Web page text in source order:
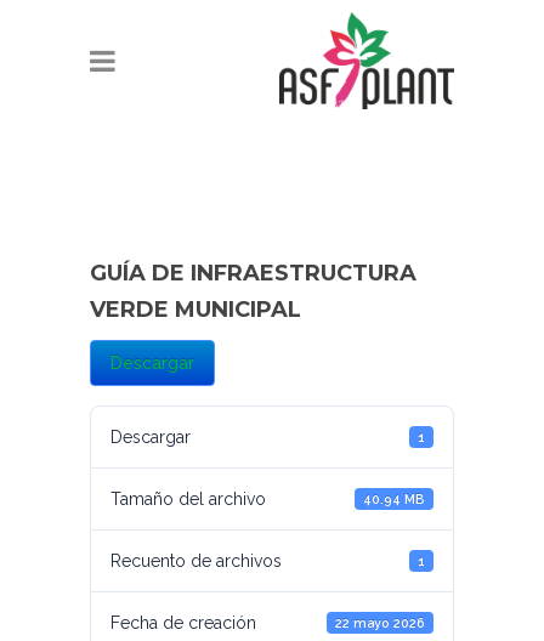
GUÍA DE INFRAESTRUCTURA
VERDE MUNICIPAL
Descargar
Descargar 1
Tamaño del archivo 40.94 MB
Recuento de archivos 1
Fecha de creación 22 mayo 2026